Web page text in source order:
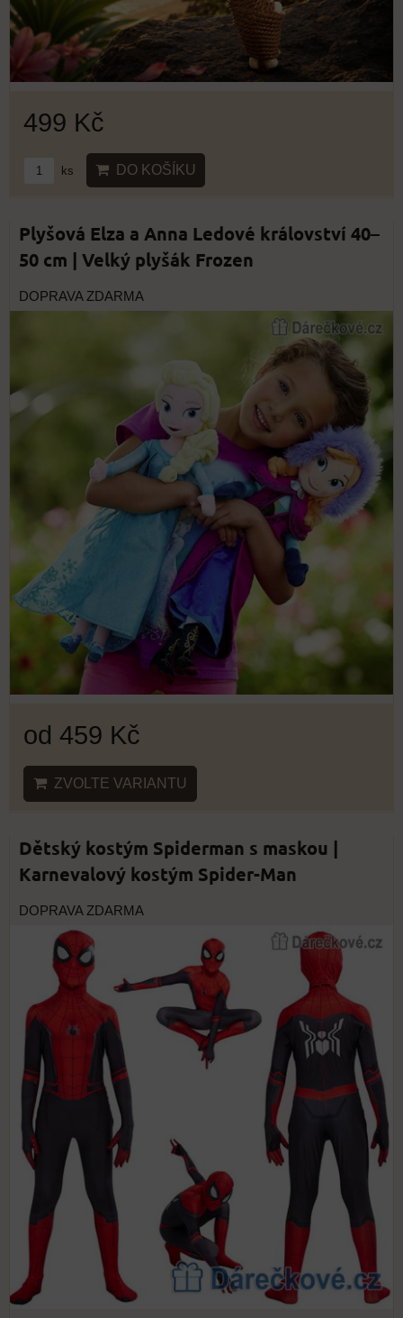
499 Kč
ks DO KOŠÍKU
Plyšová Elza a Anna Ledové království 40–
50 cm | Velký plyšák Frozen
DOPRAVA ZDARMA
od 459 Kč
ZVOLTE VARIANTU
Dětský kostým Spiderman s maskou |
Karnevalový kostým Spider-Man
DOPRAVA ZDARMA